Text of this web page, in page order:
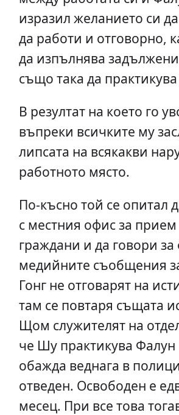
изразил желанието си
да работи и отговорно,
да изпълнява
също така да
В резултат на което го
въпреки всичките му
липсата на всякакви
работното място.
По-късно той се опитал
с местния офис за
граждани и да говори за
медийните съобщения
Гонг не отговарят на
там се повтаря същата
Щом служителят на
че Шу практикува Фалун
обажда веднага в
отведен. Освободен е
месец. При все това